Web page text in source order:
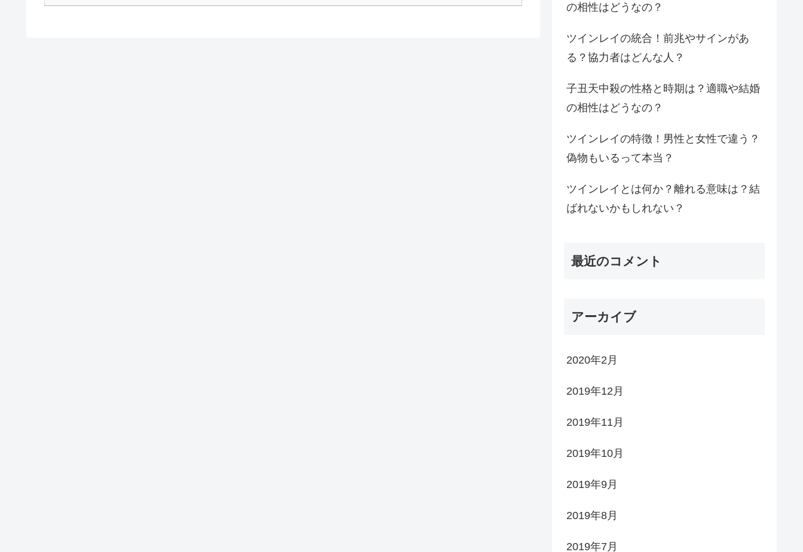
の相性はどうなの？
ツインレイの統合！前兆やサインがあ
る？協力者はどんな人？
子丑天中殺の性格と時期は？適職や結婚
の相性はどうなの？
ツインレイの特徴！男性と女性で違う？
偽物もいるって本当？
ツインレイとは何か？離れる意味は？結
ばれないかもしれない？
最近のコメント
アーカイブ
2020年2月
2019年12月
2019年11月
2019年10月
2019年9月
2019年8月
2019年7月